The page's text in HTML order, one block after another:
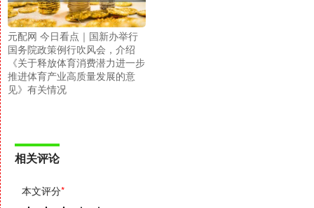
元配网 今日看点｜国新办举行
国务院政策例行吹风会，介绍
《关于释放体育消费潜力进一步
推进体育产业高质量发展的意
见》有关情况
相关评论
本文评分*